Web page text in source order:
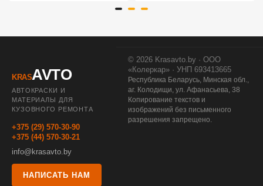
KRASAVTO
АВТОКРАСКИ И
МАТЕРИАЛЫ ДЛЯ
КУЗОВНОГО РЕМОНТА
+375 (29) 570-30-90
+375 (44) 570-30-21
info@krasavto.by
НАПИСАТЬ НАМ
© 2026 Krasavto.by · ООО
«Колеркар» · УНП 693413665
Республика Беларусь, Минская обл.,
аг. Колодищи, ул. Афанасьева, 38
Копирование текстов и
изображений без письменного
разрешения запрещено.